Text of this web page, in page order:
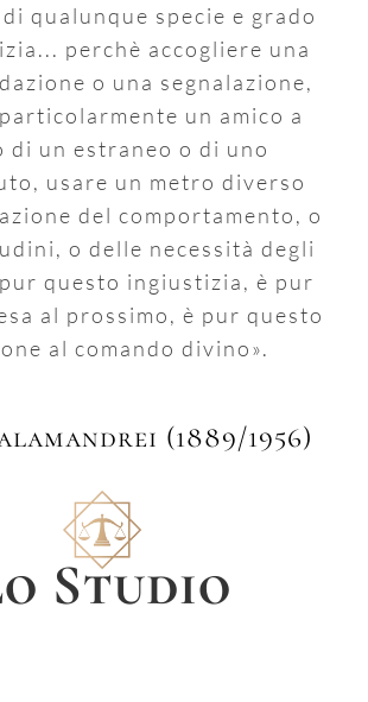
qualunque specie e grado
perchè accogliere una
o una segnalazione,
un amico a
di un estraneo o di uno
usare un metro diverso
del comportamento, o
o delle necessità degli
questo ingiustizia, è pur
al prossimo, è pur questo
al comando divino».
(1889/1956)
Studio